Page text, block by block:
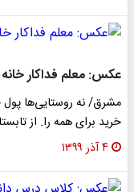
عکس: معلم فداکار
مشرق/ نه روستایی‌ها
خرید برای همه را. از
۴ آذر ۱۳۹۹